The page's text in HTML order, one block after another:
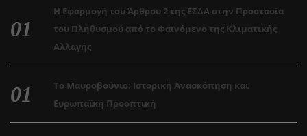
Η Εφαρμογή του Άρθρου 2 της ΕΣΔΑ στην Προστασία
του Πληθυσμού από το Φαινόμενο της Κλιματικής
Αλλαγής
Το Μαυροβούνιο: Ιστορική Ανασκόπηση και
Ευρωπαϊκή Προοπτική